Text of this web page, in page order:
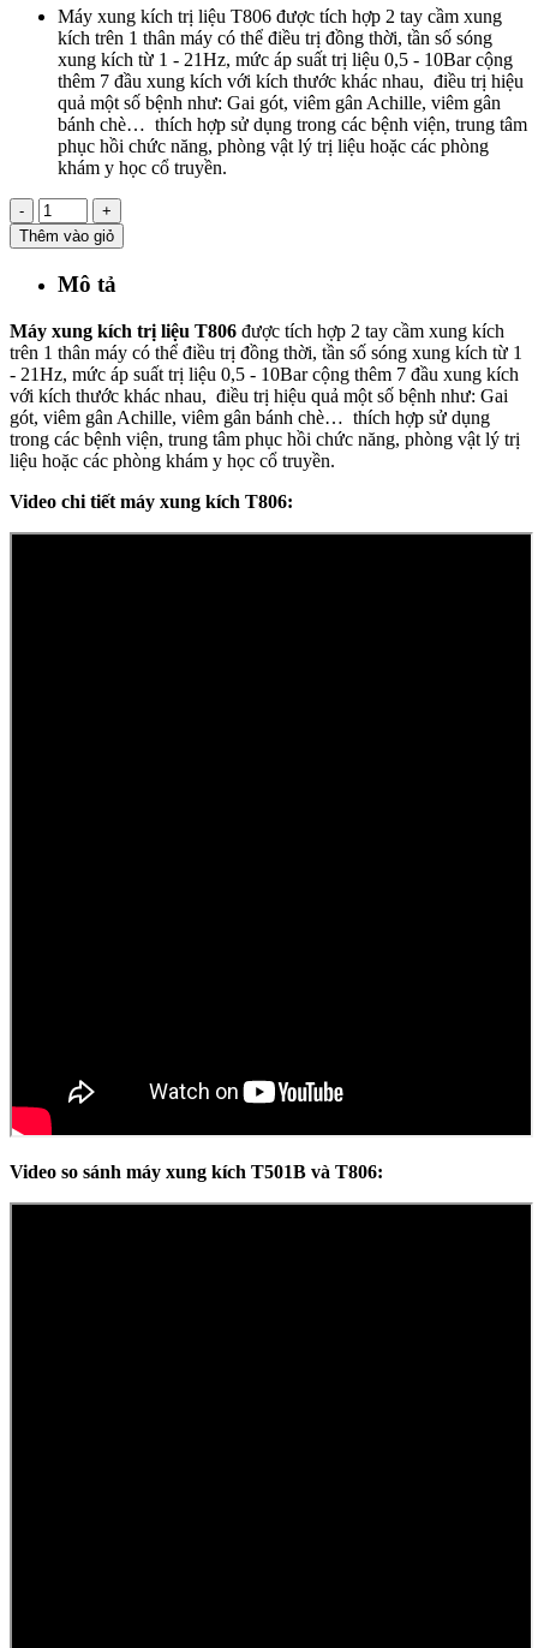
Máy xung kích trị liệu T806 được tích hợp 2 tay cầm xung
kích trên 1 thân máy có thể điều trị đồng thời, tần số sóng
xung kích từ 1 - 21Hz, mức áp suất trị liệu 0,5 - 10Bar cộng
thêm 7 đầu xung kích với kích thước khác nhau, điều trị hiệu
quả một số bệnh như: Gai gót, viêm gân Achille, viêm gân
bánh chè… thích hợp sử dụng trong các bệnh viện, trung tâm
phục hồi chức năng, phòng vật lý trị liệu hoặc các phòng
khám y học cổ truyền.
-
+
Thêm vào giỏ
Mô tả
Máy xung kích trị liệu T806 được tích hợp 2 tay cầm xung kích
trên 1 thân máy có thể điều trị đồng thời, tần số sóng xung kích từ 1
- 21Hz, mức áp suất trị liệu 0,5 - 10Bar cộng thêm 7 đầu xung kích
với kích thước khác nhau, điều trị hiệu quả một số bệnh như: Gai
gót, viêm gân Achille, viêm gân bánh chè… thích hợp sử dụng
trong các bệnh viện, trung tâm phục hồi chức năng, phòng vật lý trị
liệu hoặc các phòng khám y học cổ truyền.
Video chi tiết máy xung kích T806:
Video so sánh máy xung kích T501B và T806: